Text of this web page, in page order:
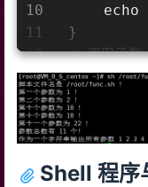
10
11
12
13
echo
}
# 调用函数
Shell 程序